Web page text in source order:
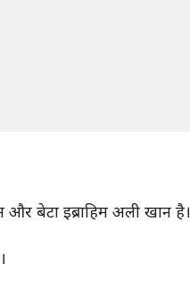
बेटा इब्राहिम अली खान है।